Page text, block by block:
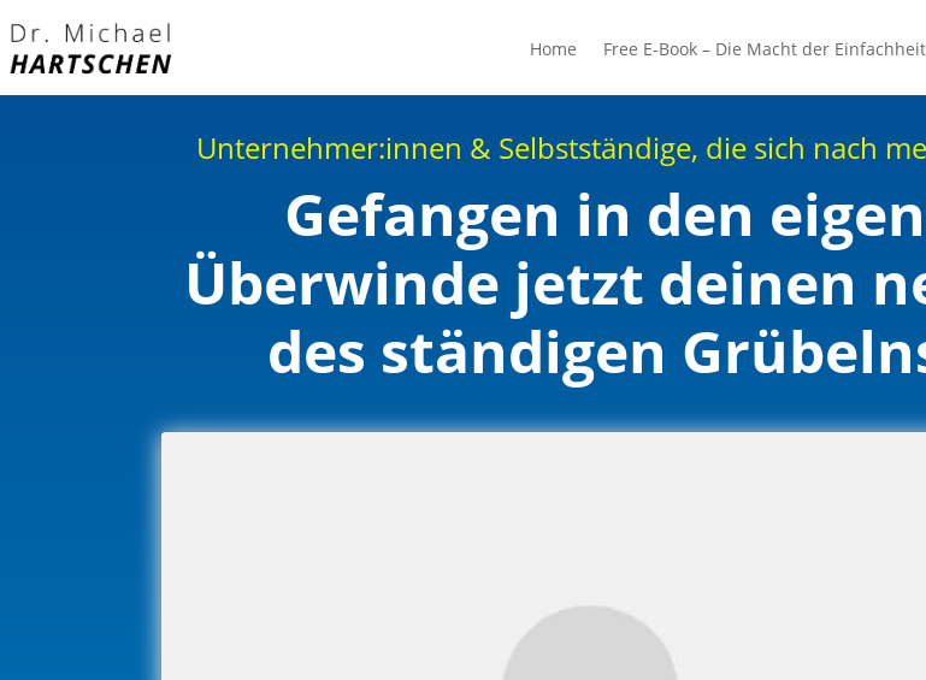
Home Free E-Book – Die Macht der Einfachheit
Unternehmer:innen & Selbstständige, die sich nach
Gefangen in den
Überwinde jetzt deinen
des ständigen